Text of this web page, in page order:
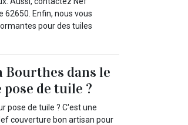
Enfin, nous vous
pour des tuiles
Bourthes dans le
de tuile ?
pose de tuile ? C'est une
couverture bon artisan pour